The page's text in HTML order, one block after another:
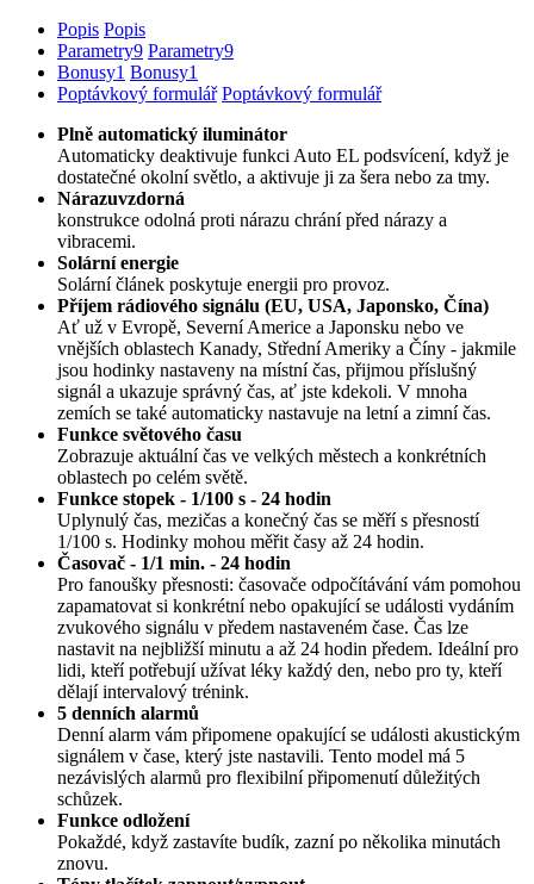
Popis Popis
Parametry9 Parametry9
Bonusy1 Bonusy1
Poptávkový formulář Poptávkový formulář
Plně automatický iluminátor
Automaticky deaktivuje funkci Auto EL podsvícení, když je
dostatečné okolní světlo, a aktivuje ji za šera nebo za tmy.
Nárazuvzdorná
konstrukce odolná proti nárazu chrání před nárazy a
vibracemi.
Solární energie
Solární článek poskytuje energii pro provoz.
Příjem rádiového signálu (EU, USA, Japonsko, Čína)
Ať už v Evropě, Severní Americe a Japonsku nebo ve
vnějších oblastech Kanady, Střední Ameriky a Číny - jakmile
jsou hodinky nastaveny na místní čas, přijmou příslušný
signál a ukazuje správný čas, ať jste kdekoli. V mnoha
zemích se také automaticky nastavuje na letní a zimní čas.
Funkce světového času
Zobrazuje aktuální čas ve velkých městech a konkrétních
oblastech po celém světě.
Funkce stopek - 1/100 s - 24 hodin
Uplynulý čas, mezičas a konečný čas se měří s přesností
1/100 s. Hodinky mohou měřit časy až 24 hodin.
Časovač - 1/1 min. - 24 hodin
Pro fanoušky přesnosti: časovače odpočítávání vám pomohou
zapamatovat si konkrétní nebo opakující se události vydáním
zvukového signálu v předem nastaveném čase. Čas lze
nastavit na nejbližší minutu a až 24 hodin předem. Ideální pro
lidi, kteří potřebují užívat léky každý den, nebo pro ty, kteří
dělají intervalový trénink.
5 denních alarmů
Denní alarm vám připomene opakující se události akustickým
signálem v čase, který jste nastavili. Tento model má 5
nezávislých alarmů pro flexibilní připomenutí důležitých
schůzek.
Funkce odložení
Pokaždé, když zastavíte budík, zazní po několika minutách
znovu.